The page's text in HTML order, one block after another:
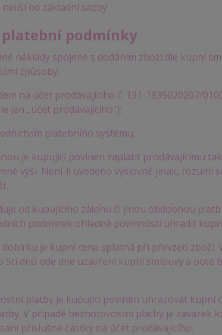
od základní sazby.
platební podmínky
náklady spojené s dodáním zboží dle kupní
způsoby:
na účet prodávajícího č. 131-1835020207/
jen „účet prodávajícího“);
platebního systému;
je kupující povinen zaplatit prodávajícímu
výši. Není-li uvedeno výslovně jinak, rozumí
od kupujícího zálohu či jinou obdobnou
podmínek ohledně povinnosti uhradit
je kupní cena splatná při převzetí
5ti dnů ode dne uzavření kupní smlouvy a poté
platby je kupující povinen uhrazovat kupní
V případě bezhotovostní platby je závazek
příslušné částky na účet prodávajícího.